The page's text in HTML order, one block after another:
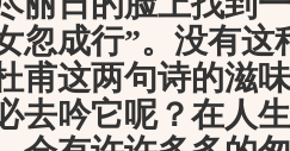
忽成行”。没有这
甫这两句诗的滋
去吟它呢？在人